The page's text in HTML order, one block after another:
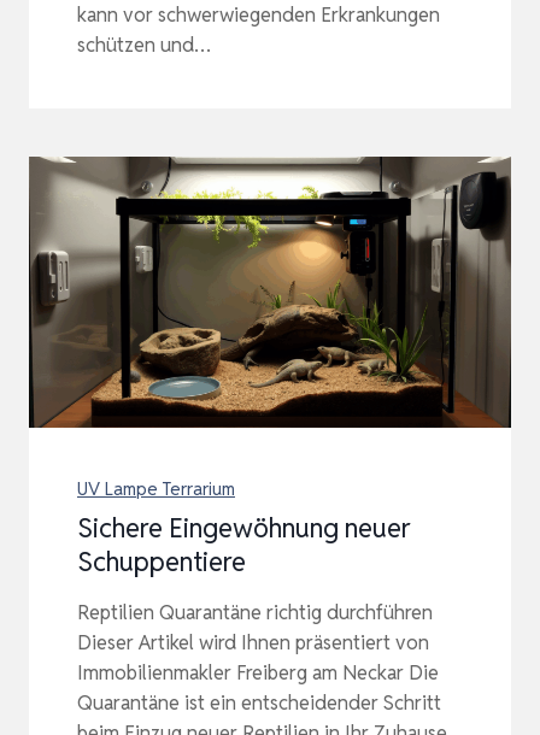
kann vor schwerwiegenden Erkrankungen
schützen und…
UV Lampe Terrarium
Sichere Eingewöhnung neuer
Schuppentiere
Reptilien Quarantäne richtig durchführen
Dieser Artikel wird Ihnen präsentiert von
Immobilienmakler Freiberg am Neckar Die
Quarantäne ist ein entscheidender Schritt